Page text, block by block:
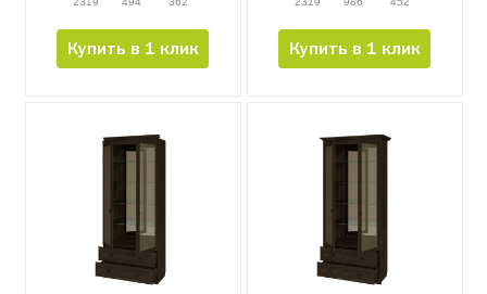
Купить в 1 клик Купить в 1 клик